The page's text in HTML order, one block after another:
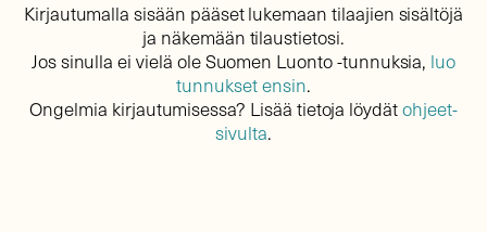
Kirjautumalla sisään pääset lukemaan tilaajien sisältöjä
ja näkemään tilaustietosi.
Jos sinulla ei vielä ole Suomen Luonto -tunnuksia, luo
tunnukset ensin.
Ongelmia kirjautumisessa? Lisää tietoja löydätohjeet-
sivulta.